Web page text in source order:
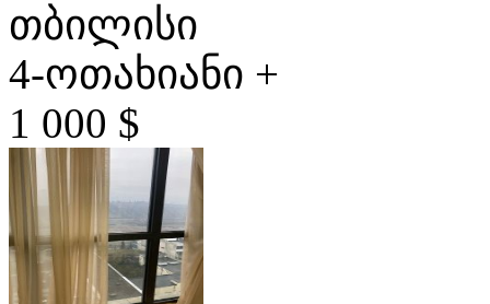
თბილისი
4-ოთახიანი +
1 000 $